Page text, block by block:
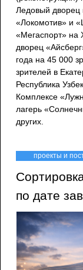
Ледовый дворец
«Локомотив» и
«Мегаспорт» на
дворец
года на 45 000
зрителей в
Республика
Комплексе
лагерь
других.
проекты и
по дате